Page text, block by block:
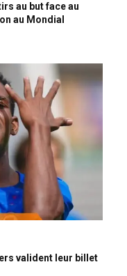
au but face au
au Mondial
valident leur billet